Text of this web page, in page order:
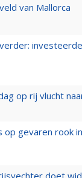
van Mallorca
op rij vlucht
op gevaren rook